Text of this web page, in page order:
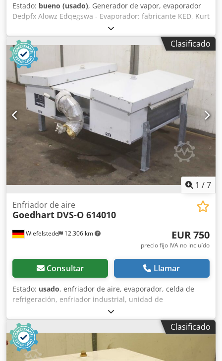
Estado: bueno (usado), Generador de vapor, evaporador
Dedpfx Alowz Edqegswa - Evaporador: fabricante KED, Kurt
Ehemann / tipo: evaporador eléctrico - Cantidad: 5
evaporadores disponibles - Precio: por unidad -
Dimensiones totales: Ø 330 x 575 mm - Peso: 35 kg/unidad
Clasificado
1 /7
Wiefelstede 12.306 km
Enfriador de aire
Goedhart DVS-O 614010
EUR 750
precio fijo IVA no incluído
Consultar Llamar
Estado: usado, enfriador de aire, evaporador, celda de
refrigeración, enfriador industrial, unidad de
refrigeración, enfriador, enfriador de agua, sistema de
refrigeración, refrigeración, cámara frigorífica, contenedor
refrigerado, celda fría, intercambiador de calor -
Fabricante: Goedhart, Refrigerador industrial tipo DVS-O
614010 Dwodpfxoqva Nye Algsa -Diámetro del ventilador:
Clasificado